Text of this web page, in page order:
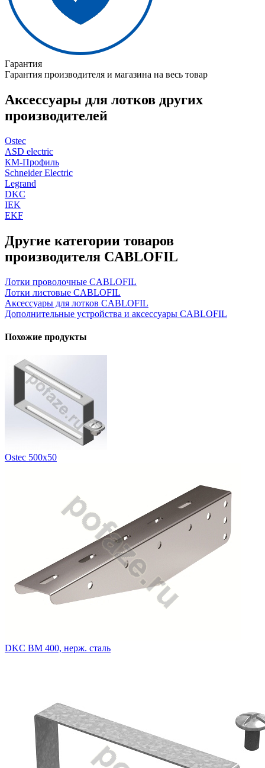
Гарантия
Гарантия производителя и магазина на весь товар
Аксессуары для лотков других
производителей
Ostec
ASD electric
КМ-Профиль
Schneider Electric
Legrand
DKC
IEK
EKF
Другие категории товаров
производителя CABLOFIL
Лотки проволочные CABLOFIL
Лотки листовые CABLOFIL
Аксессуары для лотков CABLOFIL
Дополнительные устройства и аксессуары CABLOFIL
Похожие продукты
Ostec 500х50
DKC BM 400, нерж. сталь